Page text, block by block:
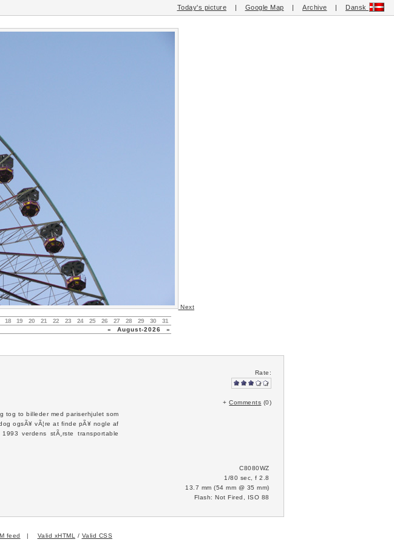
Today's picture Google Map Archive Dansk
Next
18 19 20 21 22 23 24 25 26 27 28 29 30
31
«
August-2026 »
Rate:
+Comments (0)
tog to billeder med pariserhjulet som
ogsÃ¥ vÃ¦re at finde pÃ¥ nogle af
verdens stÃ¸rste transportable
C8080WZ
1/80 sec, f 2.8
13.7 mm (54 mm @ 35 mm)
Flash: Not Fired, ISO 88
feed | Valid xHTML / Valid CSS